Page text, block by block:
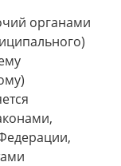
органами